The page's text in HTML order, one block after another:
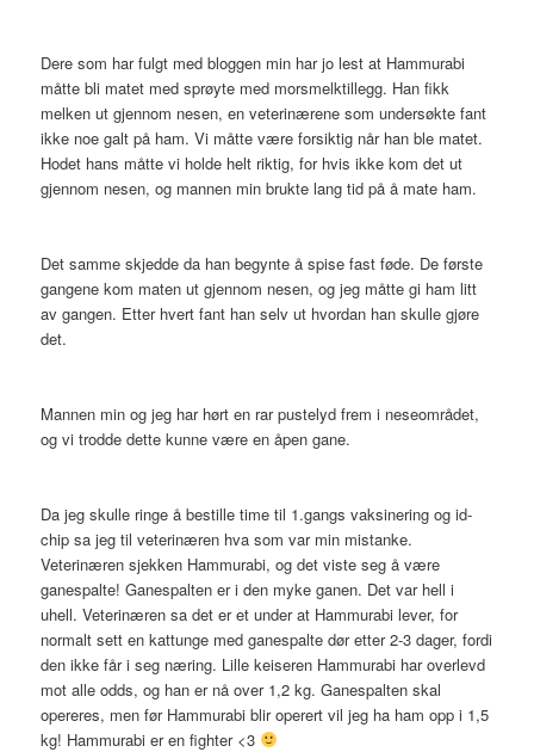
Dere som har fulgt med bloggen min har jo lest at Hammurabi
måtte bli matet med sprøyte med morsmelktillegg. Han fikk
melken ut gjennom nesen, en veterinærene som undersøkte fant
ikke noe galt på ham. Vi måtte være forsiktig når han ble matet.
Hodet hans måtte vi holde helt riktig, for hvis ikke kom det ut
gjennom nesen, og mannen min brukte lang tid på å mate ham.
Det samme skjedde da han begynte å spise fast føde. De første
gangene kom maten ut gjennom nesen, og jeg måtte gi ham litt
av gangen. Etter hvert fant han selv ut hvordan han skulle gjøre
det.
Mannen min og jeg har hørt en rar pustelyd frem i neseområdet,
og vi trodde dette kunne være en åpen gane.
Da jeg skulle ringe å bestille time til 1.gangs vaksinering og id-
chip sa jeg til veterinæren hva som var min mistanke.
Veterinæren sjekken Hammurabi, og det viste seg å være
ganespalte! Ganespalten er i den myke ganen. Det var hell i
uhell. Veterinæren sa det er et under at Hammurabi lever, for
normalt sett en kattunge med ganespalte dør etter 2-3 dager, fordi
den ikke får i seg næring. Lille keiseren Hammurabi har overlevd
mot alle odds, og han er nå over 1,2 kg. Ganespalten skal
opereres, men før Hammurabi blir operert vil jeg ha ham opp i 1,5
kg! Hammurabi er en fighter <3